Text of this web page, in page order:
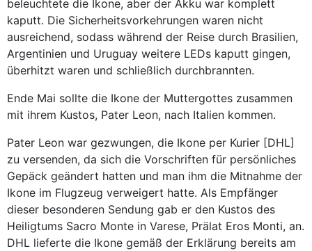
beleuchtete die Ikone, aber der Akku war komplett
kaputt. Die Sicherheitsvorkehrungen waren nicht
ausreichend, sodass während der Reise durch Brasilien,
Argentinien und Uruguay weitere LEDs kaputt gingen,
überhitzt waren und schließlich durchbrannten.
Ende Mai sollte die Ikone der Muttergottes zusammen
mit ihrem Kustos, Pater Leon, nach Italien kommen.
Pater Leon war gezwungen, die Ikone per Kurier [DHL]
zu versenden, da sich die Vorschriften für persönliches
Gepäck geändert hatten und man ihm die Mitnahme der
Ikone im Flugzeug verweigert hatte. Als Empfänger
dieser besonderen Sendung gab er den Kustos des
Heiligtums Sacro Monte in Varese, Prälat Eros Monti, an.
DHL lieferte die Ikone gemäß der Erklärung bereits am